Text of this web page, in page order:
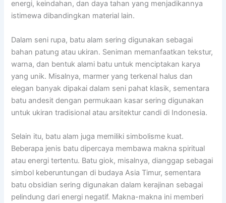
energi, keindahan, dan daya tahan yang menjadikannya
istimewa dibandingkan material lain.
Dalam seni rupa, batu alam sering digunakan sebagai
bahan patung atau ukiran. Seniman memanfaatkan tekstur,
warna, dan bentuk alami batu untuk menciptakan karya
yang unik. Misalnya, marmer yang terkenal halus dan
elegan banyak dipakai dalam seni pahat klasik, sementara
batu andesit dengan permukaan kasar sering digunakan
untuk ukiran tradisional atau arsitektur candi di Indonesia.
Selain itu, batu alam juga memiliki simbolisme kuat.
Beberapa jenis batu dipercaya membawa makna spiritual
atau energi tertentu. Batu giok, misalnya, dianggap sebagai
simbol keberuntungan di budaya Asia Timur, sementara
batu obsidian sering digunakan dalam kerajinan sebagai
pelindung dari energi negatif. Makna-makna ini memberi